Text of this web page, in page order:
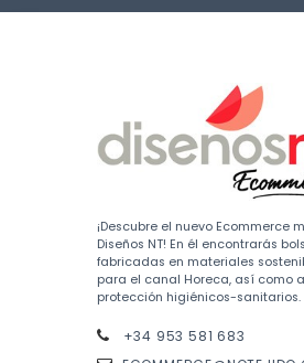
¡Descubre el nuevo Ecommerce
Diseños NT! En él encontrarás
fabricadas en materiales
para el canal Horeca, así como
protección higiénicos-sanitarios.
+34 953 581 683